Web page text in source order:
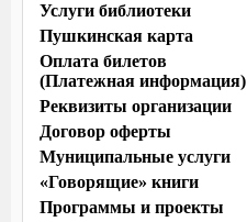
Услуги библиотеки
Пушкинская карта
Оплата билетов
(Платежная информация)
Реквизиты организации
Договор оферты
Муниципальные услуги
«Говорящие» книги
Программы и проекты